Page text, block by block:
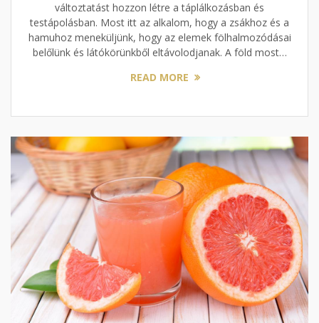
változtatást hozzon létre a táplálkozásban és
testápolásban. Most itt az alkalom, hogy a zsákhoz és a
hamuhoz meneküljünk, hogy az elemek fölhalmozódásai
belőlünk és látókörünkből eltávolodjanak. A föld most…
READ MORE